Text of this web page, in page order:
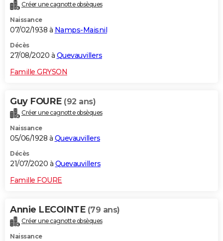
Créer une cagnotte obsèques
Naissance
07/02/1938 à Namps-Maisnil
Décès
27/08/2020 à Quevauvillers
Famille GRYSON
Guy FOURE (92 ans)
Créer une cagnotte obsèques
Naissance
05/06/1928 à Quevauvillers
Décès
21/07/2020 à Quevauvillers
Famille FOURE
Annie LECOINTE (79 ans)
Créer une cagnotte obsèques
Naissance